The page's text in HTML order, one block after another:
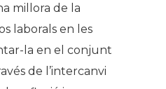
millora de la
laborals en les
la en el conjunt
de l’intercanvi